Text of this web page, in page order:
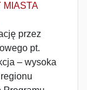
MIASTA
przez
pt.
– wysoka